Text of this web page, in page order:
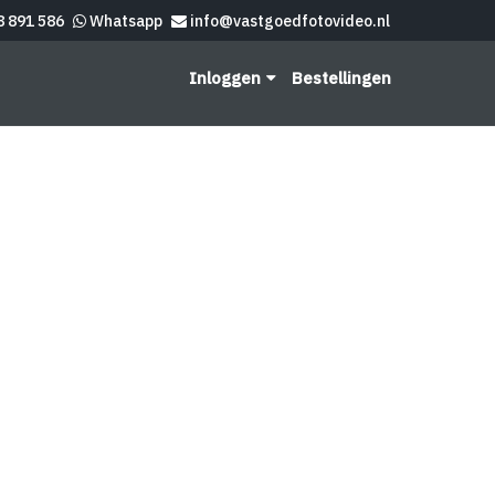
891 586 Whatsapp info@vastgoedfotovideo.nl
Inloggen Bestellingen